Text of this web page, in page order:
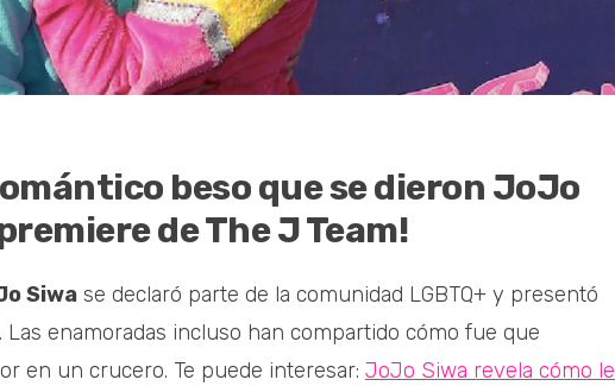
beso que se dieron JoJo
de The J Team!
Siwa se declaró parte de la comunidad LGBTQ+ y presentó
Las enamoradas incluso han compartido cómo fue que
en un crucero. Te puede interesar: JoJo Siwa revela cómo le